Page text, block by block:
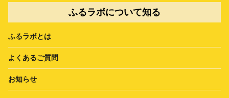
ふるラボについて知る
ふるラボとは
よくあるご質問
お知らせ